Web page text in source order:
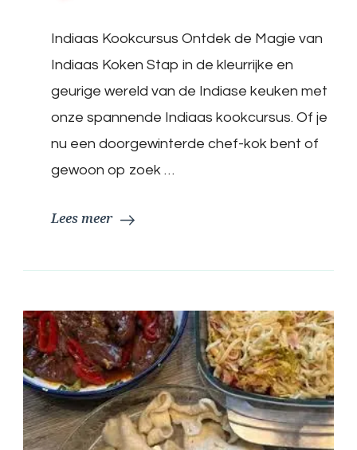
Magie
van
Indiaas
Koken
Onze
Spannende
Indiaas Kookcursus Ontdek de Magie van
Indiaas Koken Stap in de kleurrijke en
geurige wereld van de Indiase keuken met
onze spannende Indiaas kookcursus. Of je
nu een doorgewinterde chef-kok bent of
gewoon op zoek …
Lees meer